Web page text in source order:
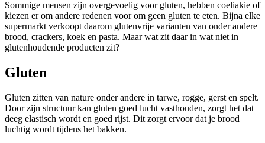
Sommige mensen zijn overgevoelig voor gluten, hebben coeliakie of
kiezen er om andere redenen voor om geen gluten te eten. Bijna elke
supermarkt verkoopt daarom glutenvrije varianten van onder andere
brood, crackers, koek en pasta. Maar wat zit daar in wat niet in
glutenhoudende producten zit?
Gluten
Gluten zitten van nature onder andere in tarwe, rogge, gerst en spelt.
Door zijn structuur kan gluten goed lucht vasthouden, zorgt het dat
deeg elastisch wordt en goed rijst. Dit zorgt ervoor dat je brood
luchtig wordt tijdens het bakken.